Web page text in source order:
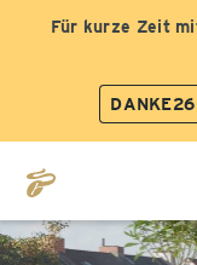
Für kurze Zeit
DANKE26